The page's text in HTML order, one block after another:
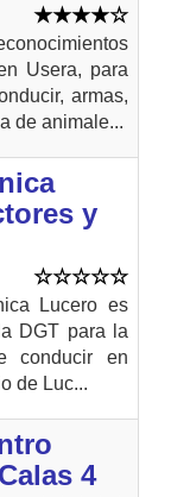
Usera, para
armas,
de animale...
y
Lucero es
DGT para la
conducir en
de Luc...
4